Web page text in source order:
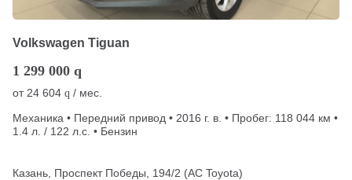
Volkswagen Tiguan
1 299 000 q
от 24 604 q / мес.
Механика • Передний привод • 2016 г. в. • Пробег: 118 044 км •
1.4 л. / 122 л.с. • Бензин
Казань, Проспект Победы, 194/2 (АС Toyota)